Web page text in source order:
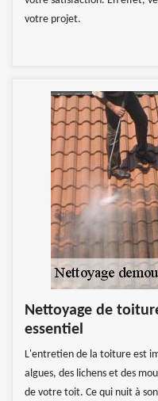
votre projet.
Nettoyage de
essentiel
L'entretien de la toiture est
algues, des lichens et des
de votre toit. Ce qui nuit à